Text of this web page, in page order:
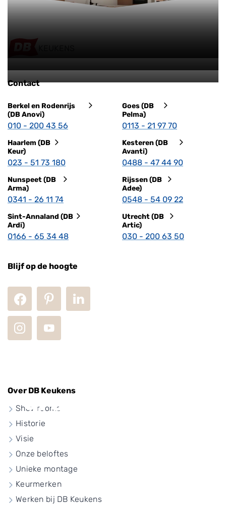
groene keuken
Contact
Berkel en Rodenrijs
(DB Anovi)
010 - 200 43 56
Goes (DB
Pelma)
0113 - 21 97 70
Haarlem (DB
Keur)
023 - 51 73 180
Kesteren (DB
Avanti)
0488 - 47 44 90
Nunspeet (DB
Arma)
0341 - 26 11 74
Rijssen (DB
Adee)
0548 - 54 09 22
Sint-Annaland (DB
Ardi)
0166 - 65 34 48
Utrecht (DB
Artic)
030 - 200 63 50
Blijf op de hoogte
Over DB Keukens
Showrooms
Historie
Visie
Onze beloftes
Unieke montage
Keurmerken
Werken bij DB Keukens